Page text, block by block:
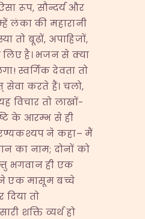
रूप, सौन्दर्य और
लंका की महारानी
तो बूढ़ों, अपाहिजों,
लिए है। भजन से क्या
स्वर्गिक देवता तो
सेवा करते हैं। चलो,
विचार तो लाखों-
के आरम्भ से ही
ने कहा– मैं
का नाम; दोनों को
भगवान ही एक
एक मासूम बच्चे
दिया तो
शक्ति व्यर्थ हो